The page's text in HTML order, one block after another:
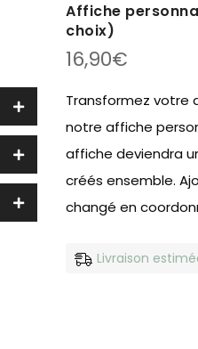
Affiche
choix)
16,90€
Transformez votre
notre affiche
affiche deviendra
créés ensemble.
changé en
Livraison